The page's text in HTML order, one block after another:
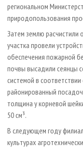
региональном
природопользования
Затем землю расчистили
участка провели
обеспечения пожарной
почвы высадили сеянцы
системой в
районированный
толщина у корневой
50 см³.
В следующем году
культурах